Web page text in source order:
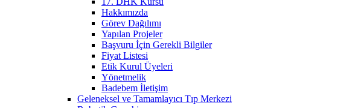
Hakkımızda
Görev Dağılımı
Yapılan Projeler
Başvuru İçin Gerekli Bilgiler
Fiyat Listesi
Etik Kurul Üyeleri
Yönetmelik
Badebem İletişim
Geleneksel ve Tamamlayıcı Tıp Merkezi